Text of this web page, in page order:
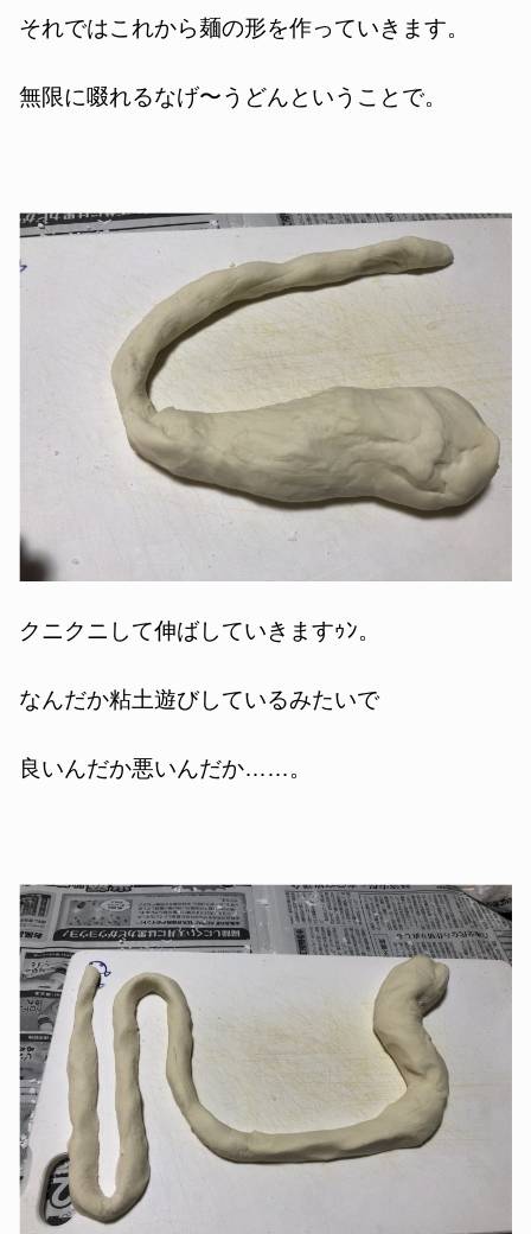
それではこれから麺の形を作っていきます。
無限に啜れるなげ〜うどんということで。
クニクニして伸ばしていきますｩﾝ。
なんだか粘土遊びしているみたいで
良いんだか悪いんだか……。